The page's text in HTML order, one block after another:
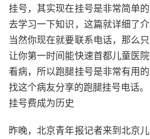
挂号，其实现在挂号是非常简单
去学习一下知识，这篇就详细了
当然你现在就要联系电话，那么
让你第一时间能快速首都儿童医
看病，所以跑腿挂号是非常有用
找这个病友分享的跑腿挂号电话。
挂号费成为历史
昨晚，北京青年报记者来到北京